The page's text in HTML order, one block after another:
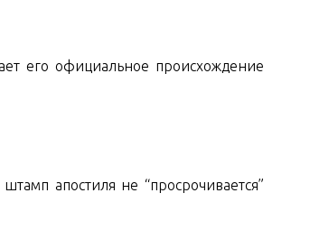
его официальное происхождение
апостиля не “просрочивается”